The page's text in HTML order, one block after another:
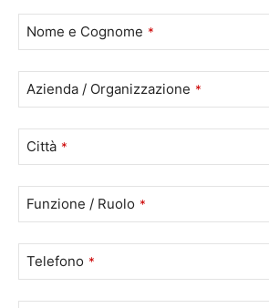
Nome e Cognome *
Azienda / Organizzazione *
Città *
Funzione / Ruolo *
Telefono *